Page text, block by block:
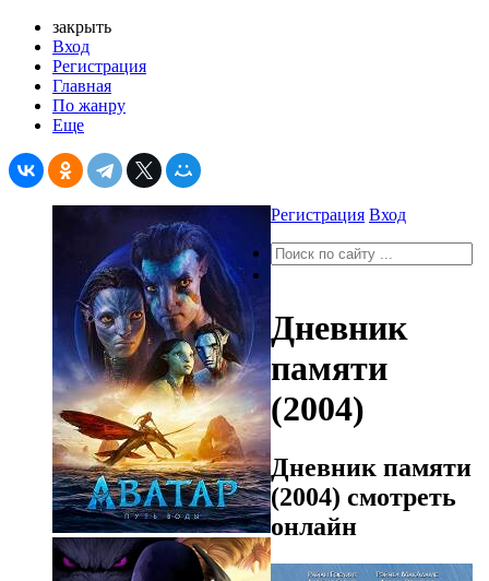
закрыть
Вход
Регистрация
Главная
По жанру
Еще
Регистрация Вход
Дневник
памяти
(2004)
Дневник памяти
(2004) смотреть
онлайн